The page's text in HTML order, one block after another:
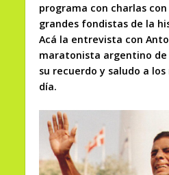
programa con charlas
grandes fondistas de la
Acá la entrevista con
maratonista argentino
su recuerdo y saludo a
día.